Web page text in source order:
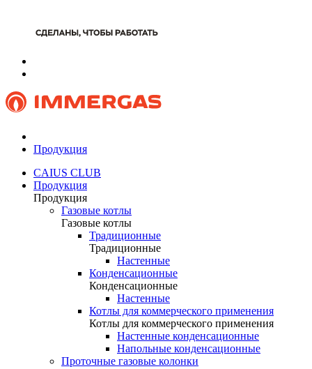
Продукция
CAIUS CLUB
Продукция
Продукция
Газовые котлы
Газовые котлы
Традиционные
Традиционные
Настенные
Конденсационные
Конденсационные
Настенные
Котлы для коммерческого применения
Котлы для коммерческого применения
Настенные конденсационные
Напольные конденсационные
Проточные газовые колонки